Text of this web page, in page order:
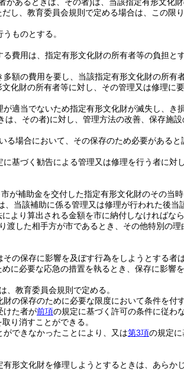
だし、教育委員会規則で定める場合は、この限り
ものとする。
費用は、指定有形文化財の所有者等の負担とす
額の費用を要し、当該指定有形文化財の所有
化財の所有者等に対し、その管理又は修理に
適当でないため指定有形文化財が滅失し、
は、その者)に対し、管理方法の改善、保存施
る場合において、その保存のため必要がある
に基づく勧告による管理又は修理を行う者に対
が補助金を交付した指定有形文化財のその当
、当該補助に係る管理又は修理が行われた後
より算出される金額を市に納付しなければなら
渡した相手方が市であるとき、その他特別の理
の保存に影響を及ぼす行為をしようとする者
に必要な応急の措置を執るとき、保存に影響
、教育委員会規則で定める。
の保存のために必要な限度において条件を付
けた者が前項の規定に基づく許可の条件に従わ
り消すことができる。
できなかったことにより、又は第3項の規定
形文化財を修理しようとするときは、あらか